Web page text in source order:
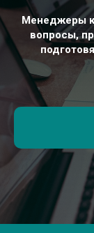
Менеджеры
вопросы,